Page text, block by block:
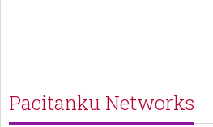
Pacitanku Networks